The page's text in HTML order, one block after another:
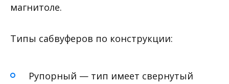
магнитоле.
Типы сабвуферов по конструкции:
Рупорный — тип имеет свернутый